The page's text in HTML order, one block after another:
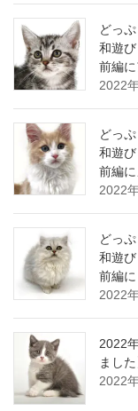
どっ
和遊
前編
2022
どっ
和遊
前編
2022
どっ
和遊
前編
2022
2022
まし
2022